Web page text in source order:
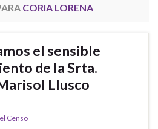
CORIA LORENA
el sensible
de la Srta.
Llusco
Censo